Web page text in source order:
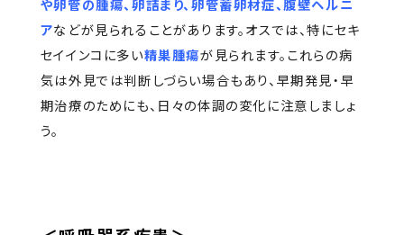
や卵管の腫瘍、卵詰まり、卵管蓄卵材症、腹壁ヘルニ
アなどが見られることがあります。オスでは、特にセキ
セイインコに多い精巣腫瘍が見られます。これらの病
気は外見では判断しづらい場合もあり、早期発見・早
期治療のためにも、日々の体調の変化に注意しましょ
う。